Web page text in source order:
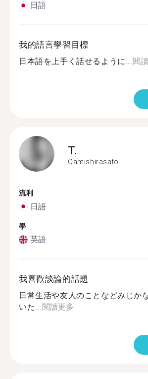
日語
我的語言學習目標
日本語を上手く話せるように...閱
T.
Oamishirasato
流利
日語
學
英語
我喜歡談論的話題
日常生活や友人のことなどみじか
いた...閱讀更多